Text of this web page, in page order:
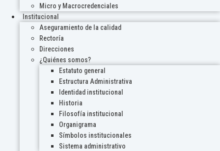
Micro y Macrocredenciales
Institucional
Aseguramiento de la calidad
Rectoría
Direcciones
¿Quiénes somos?
Estatuto general
Estructura Administrativa
Identidad institucional
Historia
Filosofía institucional
Organigrama
Símbolos institucionales
Sistema administrativo